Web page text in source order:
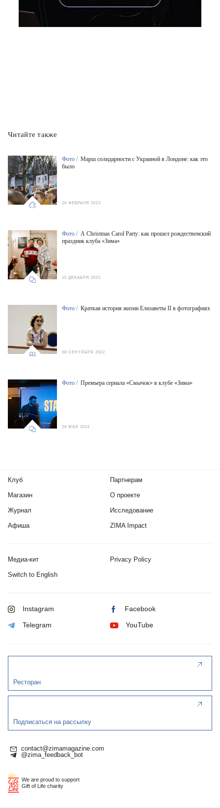
Читайте также
Фото / Марш солидарности с Украиной в Лондоне: как это
было
26 ФЕВРАЛЯ 2023
Фото / A Christmas Carol Party: как прошел рождественский
праздник клуба «Зима»
15 ДЕКАБРЯ 2022
Фото / Краткая история жизни Елизаветы II в фотографиях
08 СЕНТЯБРЯ 2022
Фото / Премьера сериала «Смычок» в клубе «Зима»
26 МАЯ 2022
Клуб
Магазин
Журнал
Афиша
Партнерам
О проекте
Исследование
ZIMA Impact
Медиа-кит Privacy Policy
Switch to English
Instagram Facebook
Telegram YouTube
Ресторан
Подписаться на рассылку
contact@zimamagazine.com
@zima_feedback_bot
We are proud to support
Gift of Life charity